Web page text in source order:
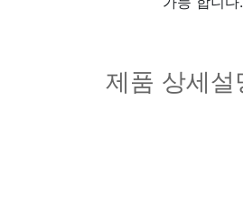
제품 상세설